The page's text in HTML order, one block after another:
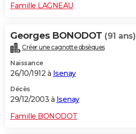
Famille LAGNEAU
Georges BONODOT (91 ans)
Créer une cagnotte obsèques
Naissance
26/10/1912 à Isenay
Décès
29/12/2003 à Isenay
Famille BONODOT